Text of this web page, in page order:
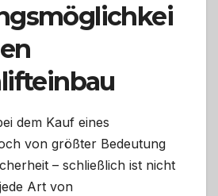
dem Kauf eines
von größter Bedeutung
– schließlich ist nicht
Art von